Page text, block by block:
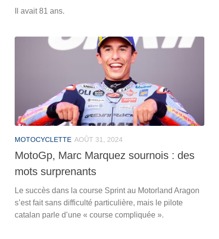
Il avait 81 ans.
MOTOCYCLETTE AOÛT 31, 2024
MotoGp, Marc Marquez sournois : des
mots surprenants
Le succès dans la course Sprint au Motorland Aragon
s’est fait sans difficulté particulière, mais le pilote
catalan parle d’une « course compliquée ».